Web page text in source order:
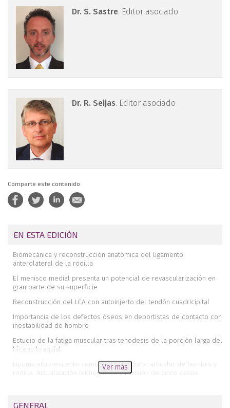
drsastre.png
Dr. S. Sastre. Editor asociado
drseijas.png
Dr. R. Seijas. Editor asociado
Comparte este contenido
EN ESTA EDICIÓN
Biomecánica y reconstrucción anatómica del ligamento
anterolateral de la rodilla
El menisco medial presenta un potencial de revascularización en
gran parte de su superficie
Reconstrucción del LCA con autoinjerto del tendón cuadricipital
Importancia de los defectos óseos en deportistas de contacto con
inestabilidad de hombro
Estudio de la fatiga muscular tras tenodesis de la porción larga del
bíceps braquial
Lipoma arborescente como causa de dolor articular de hombro y
rodilla. Actualización bibliográfica y revisión de cinco casos
Inserción bífida de la porción larga del bíceps
Ver más
GENERAL